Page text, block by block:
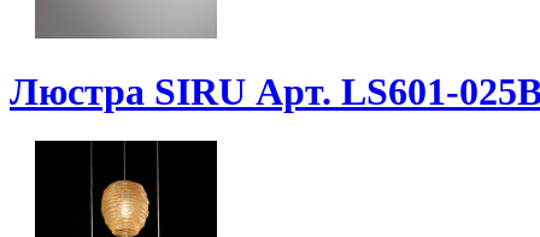
Люстра SIRU Арт. LS601-